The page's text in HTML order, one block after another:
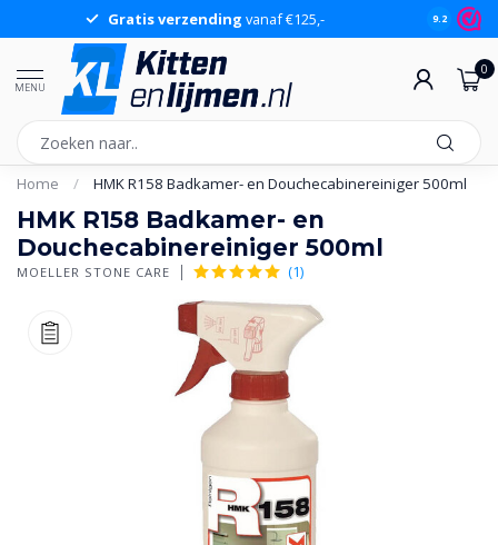
Gratis verzending vanaf €125,- 9.2
MENU
0
Home / HMK R158 Badkamer- en Douchecabinereiniger 500ml
HMK R158 Badkamer- en
Douchecabinereiniger 500ml
MOELLER STONE CARE (1)